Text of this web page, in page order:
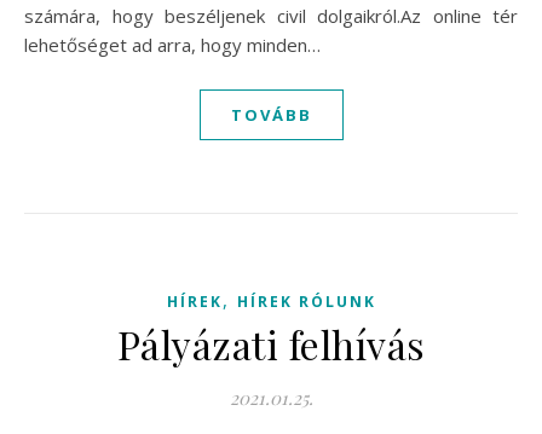
számára, hogy beszéljenek civil dolgaikról.Az online tér
lehetőséget ad arra, hogy minden…
TOVÁBB
HÍREK, HÍREK RÓLUNK
Pályázati felhívás
2021.01.25.